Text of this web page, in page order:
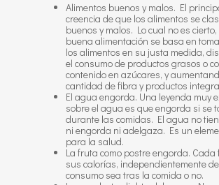
Alimentos buenos y malos. El
creencia de que los alimentos se
buenos y malos. Lo cual no es
buena alimentación se basa en
los alimentos en su justa medida,
el consumo de productos grasos o
contenido en azúcares, y
cantidad de fibra y productos
El agua engorda. Una leyenda muy
sobre el agua es que engorda si se
durante las comidas. El agua no
ni engorda ni adelgaza. Es un
para la salud.
La fruta como postre engorda.
sus calorías, independientemente
consumo sea tras la comida o no.